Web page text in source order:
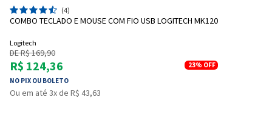
(4)
COMBO TECLADO E MOUSE COM FIO USB LOGITECH MK120
Logitech
DE R$ 169,90
R$ 124,36
NO PIX OU BOLETO
23% OFF
Ou em até 3x de R$ 43,63